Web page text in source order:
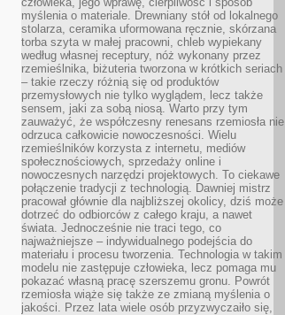
myślenia o materiale. Drewniany stół od lokalnego
stolarza, ceramika uformowana ręcznie, skórzana
torba szyta w małej pracowni, chleb wypiekany
według własnej receptury, nóż wykonany przez
rzemieślnika, biżuteria tworzona w krótkich seriach
– takie rzeczy różnią się od produktów
przemysłowych nie tylko wyglądem, lecz także
sensem, jaki za sobą niosą. Warto przy tym
zauważyć, że współczesny renesans rzemiosła nie
odrzuca całkowicie nowoczesności. Wielu
rzemieślników korzysta z internetu, mediów
społecznościowych, sprzedaży online i
nowoczesnych narzędzi projektowych. To ciekawe
połączenie tradycji z technologią. Dawniej mistrz
pracował głównie dla najbliższej okolicy, dziś może
dotrzeć do odbiorców z całego kraju, a nawet
świata. Jednocześnie nie traci tego, co
najważniejsze – indywidualnego podejścia do
materiału i procesu tworzenia. Technologia w takim
modelu nie zastępuje człowieka, lecz pomaga mu
pokazać własną pracę szerszemu gronu. Powrót
rzemiosła wiąże się także ze zmianą myślenia o
jakości. Przez lata wiele osób przyzwyczaiło się,